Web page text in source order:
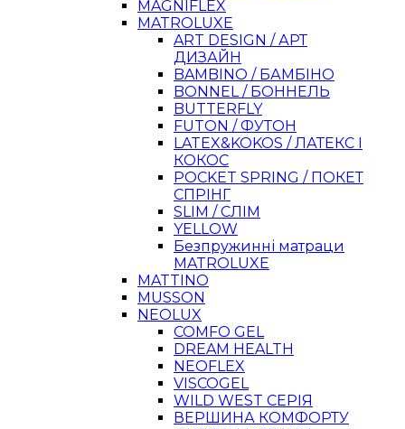
MAGNIFLEX
MATROLUXE
ART DESIGN / АРТ
ДИЗАЙН
BAMBINO / БАМБІНО
BONNEL / БОННЕЛЬ
BUTTERFLY
FUTON / ФУТОН
LATEX&KOKOS / ЛАТЕКС І
КОКОС
POCKET SPRING / ПОКЕТ
СПРІНГ
SLIM / СЛІМ
YELLOW
Безпружинні матраци
MATROLUXE
MATTINO
MUSSON
NEOLUX
COMFO GEL
DREAM HEALTH
NEOFLEX
VISCOGEL
WILD WEST СЕРІЯ
ВЕРШИНА КОМФОРТУ